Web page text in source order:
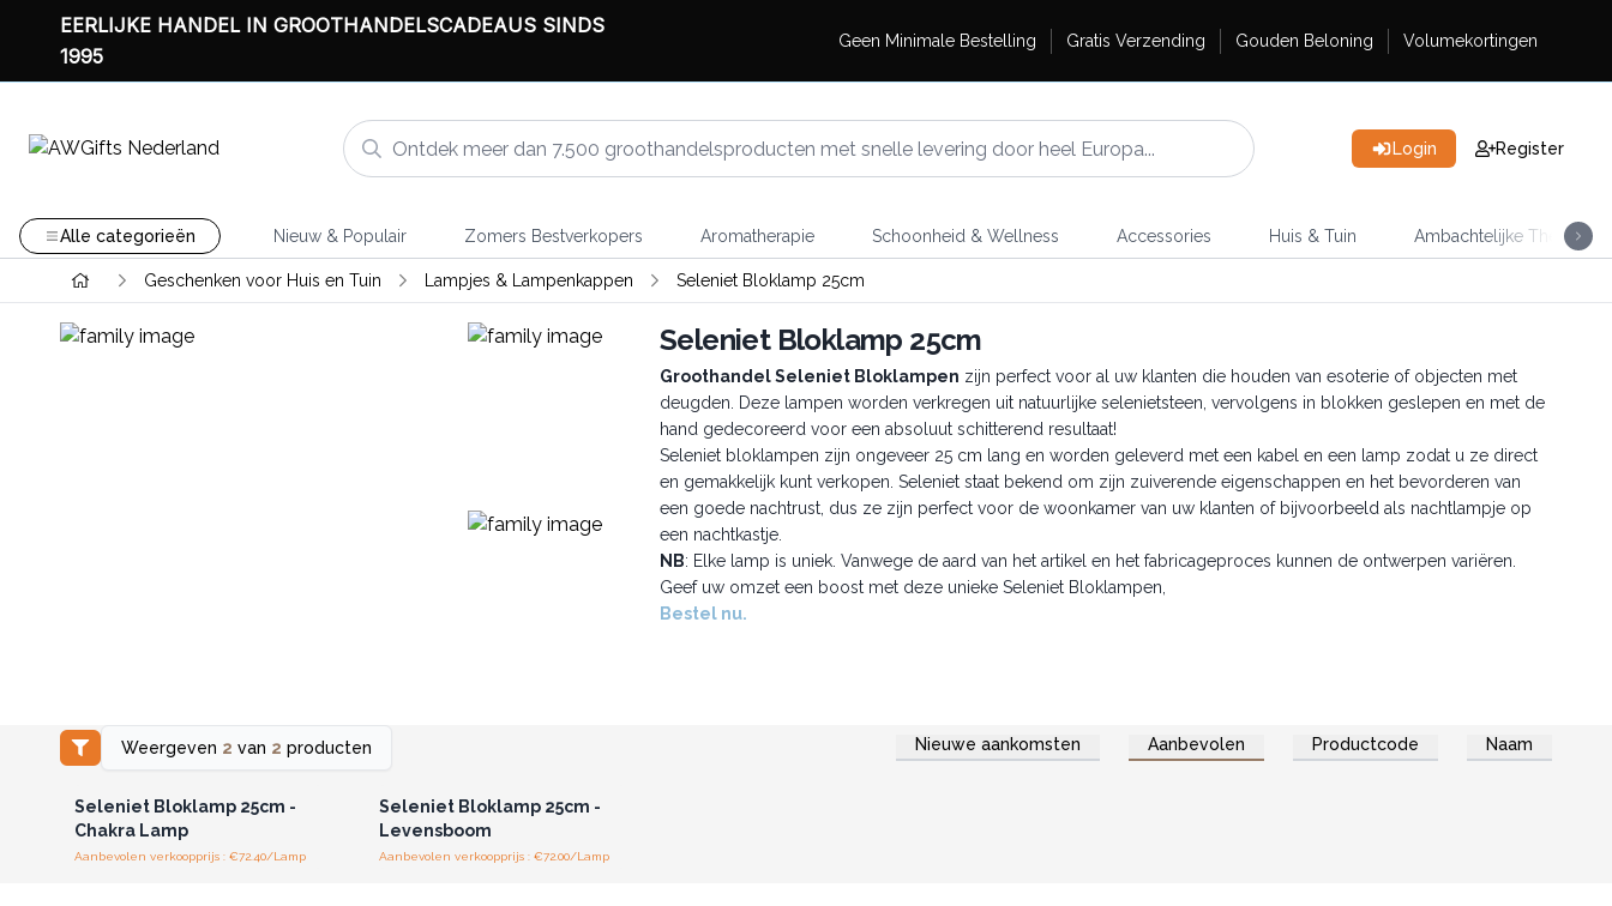
EERLIJKE HANDEL IN GROOTHANDELSCADEAUS SINDS
1995
Geen Minimale Bestelling Gratis Verzending Gouden Beloning Volumekortingen
Login Register
Alle categorieën Nieuw & Populair Zomers Bestverkopers Aromatherapie Schoonheid & Wellness Accessories Huis & Tuin Ambachtelijke Thee
Geschenken voor Huis en Tuin Lampjes & Lampenkappen Seleniet Bloklamp 25cm
Seleniet Bloklamp 25cm
Groothandel Seleniet Bloklampen zijn perfect voor al uw klanten die houden van esoterie of objecten met
deugden. Deze lampen worden verkregen uit natuurlijke selenietsteen, vervolgens in blokken geslepen en met de
hand gedecoreerd voor een absoluut schitterend resultaat!
Seleniet bloklampen zijn ongeveer 25 cm lang en worden geleverd met een kabel en een lamp zodat u ze direct
en gemakkelijk kunt verkopen. Seleniet staat bekend om zijn zuiverende eigenschappen en het bevorderen van
een goede nachtrust, dus ze zijn perfect voor de woonkamer van uw klanten of bijvoorbeeld als nachtlampje op
een nachtkastje.
NB: Elke lamp is uniek. Vanwege de aard van het artikel en het fabricageproces kunnen de ontwerpen variëren.
Geef uw omzet een boost met deze unieke Seleniet Bloklampen,
Bestel nu.
Weergeven 2 van 2 producten Nieuwe aankomsten Aanbevolen Productcode Naam
Log in of registreer u voor
groothandelsprijzen.
Seleniet Bloklamp 25cm -
Chakra Lamp
Aanbevolen verkoopprijs : €72.40/Lamp
Seleniet Bloklamp 25cm -
Levensboom
Aanbevolen verkoopprijs : €72.00/Lamp